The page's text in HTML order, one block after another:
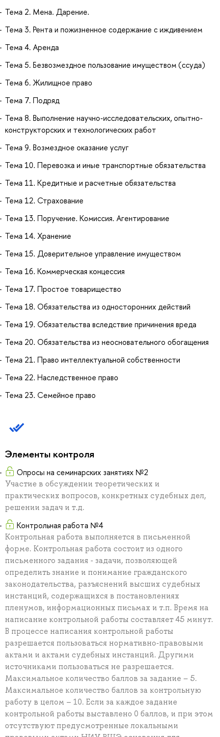
Тема 2. Мена. Дарение.
Тема 3. Рента и пожизненное содержание с иждивением
Тема 4. Аренда
Тема 5. Безвозмездное пользование имуществом (ссуда)
Тема 6. Жилищное право
Тема 7. Подряд
Тема 8. Выполнение научно-исследовательских, опытно-
конструкторских и технологических работ
Тема 9. Возмездное оказание услуг
Тема 10. Перевозка и иные транспортные обязательства
Тема 11. Кредитные и расчетные обязательства
Тема 12. Страхование
Тема 13. Поручение. Комиссия. Агентирование
Тема 14. Хранение
Тема 15. Доверительное управление имуществом
Тема 16. Коммерческая концессия
Тема 17. Простое товарищество
Тема 18. Обязательства из односторонних действий
Тема 19. Обязательства вследствие причинения вреда
Тема 20. Обязательства из неосновательного обогащения
Тема 21. Право интеллектуальной собственности
Тема 22. Наследственное право
Тема 23. Семейное право
Элементы контроля
Опросы на семинарских занятиях №2
Участие в обсуждении теоретических и
практических вопросов, конкретных судебных дел,
решении задач и т.д.
Контрольная работа №4
Контрольная работа выполняется в письменной
форме. Контрольная работа состоит из одного
письменного задания - задачи, позволяющей
определить знание и понимание гражданского
законодательства, разъяснений высших судебных
инстанций, содержащихся в постановлениях
пленумов, информационных письмах и т.п. Время на
написание контрольной работы составляет 45 минут.
В процессе написания контрольной работы
разрешается пользоваться нормативно-правовыми
актами и актами судебных инстанций. Другими
источниками пользоваться не разрешается.
Максимальное количество баллов за задание – 5.
Максимальное количество баллов за контрольную
работу в целом – 10. Если за каждое задание
контрольной работы выставлено 0 баллов, и при этом
отсутствуют предусмотренные локальными